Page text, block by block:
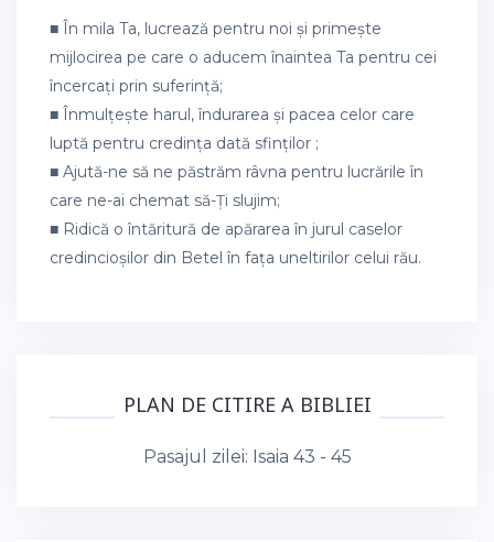
■ În mila Ta, lucrează pentru noi și primește
mijlocirea pe care o aducem înaintea Ta pentru cei
încercați prin suferință;
■ Înmulțește harul, îndurarea și pacea celor care
luptă pentru credința dată sfinților ;
■ Ajută-ne să ne păstrăm râvna pentru lucrările în
care ne-ai chemat să-Ți slujim;
■ Ridică o întăritură de apărarea în jurul caselor
credincioșilor din Betel în fața uneltirilor celui rău.
PLAN DE CITIRE A BIBLIEI
Pasajul zilei: Isaia 43 - 45